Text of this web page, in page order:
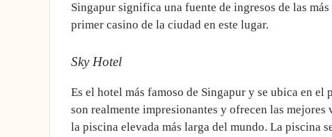
Singapur significa una fuente de ingresos de las
primer casino de la ciudad en este lugar.
Sky Hotel
Es el hotel más famoso de Singapur y se ubica en el
son realmente impresionantes y ofrecen las mejores
la piscina elevada más larga del mundo. La piscina